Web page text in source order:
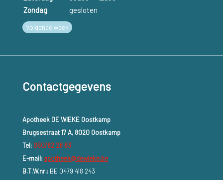
Zondag
gesloten
Volgende week
Contactgegevens
Apotheek DE WIEKE Oostkamp
Brugsestraat 17 A, 8020 Oostkamp
Tel: 050/82 28 83
E-mail: apotheek@dewieke.be
B.T.W.nr.:BE 0479 418 243